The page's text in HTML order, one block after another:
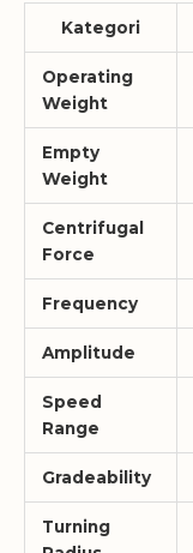
Kategori
Operating
Weight
Empty
Weight
Centrifugal
Force
Frequency
Amplitude
Speed
Range
Gradeability
Turning